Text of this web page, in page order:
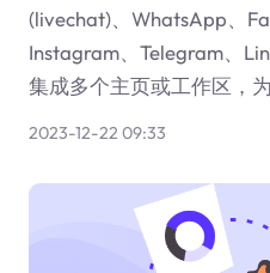
(livechat)、WhatsApp、
Instagram、Telegram、
集成多个主页或工作区，
2023-12-22 09:33